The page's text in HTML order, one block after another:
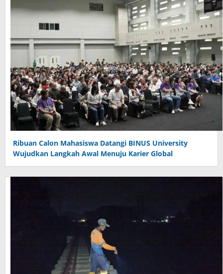
Ribuan Calon Mahasiswa Datangi BINUS University
Wujudkan Langkah Awal Menuju Karier Global